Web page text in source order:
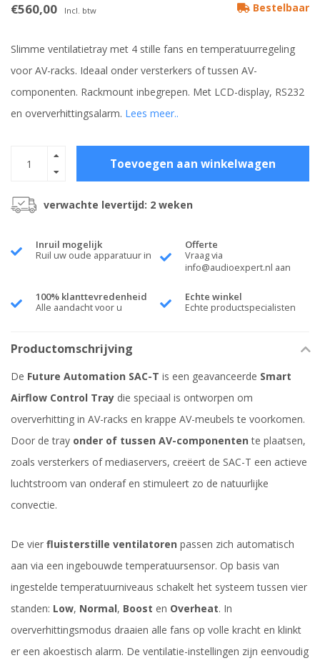
€560,00 Incl. btw Bestelbaar
Slimme ventilatietray met 4 stille fans en temperatuurregeling
voor AV-racks. Ideaal onder versterkers of tussen AV-
componenten. Rackmount inbegrepen. Met LCD-display, RS232
en oververhittingsalarm. Lees meer..
Toevoegen aan winkelwagen
verwachte levertijd: 2 weken
Inruil mogelijk
Ruil uw oude apparatuur in
Offerte
Vraag via
info@audioexpert.nl aan
100% klanttevredenheid
Alle aandacht voor u
Echte winkel
Echte productspecialisten
Productomschrijving
De Future Automation SAC-T is een geavanceerde Smart
Airflow Control Tray die speciaal is ontworpen om
oververhitting in AV-racks en krappe AV-meubels te voorkomen.
Door de tray onder of tussen AV-componenten te plaatsen,
zoals versterkers of mediaservers, creëert de SAC-T een actieve
luchtstroom van onderaf en stimuleert zo de natuurlijke
convectie.
De vier fluisterstille ventilatoren passen zich automatisch
aan via een ingebouwde temperatuursensor. Op basis van
ingestelde temperatuurniveaus schakelt het systeem tussen vier
standen: Low, Normal, Boost en Overheat. In
oververhittingsmodus draaien alle fans op volle kracht en klinkt
er een akoestisch alarm. De ventilatie-instellingen zijn eenvoudig